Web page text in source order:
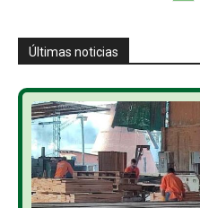
Últimas noticias